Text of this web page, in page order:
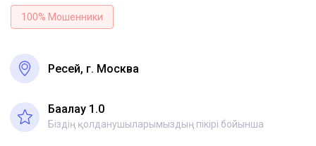
100% Мошенники
Ресей, г. Москва
Бағалау 1.0
Біздің қолданушыларымыздың пікірі бойынша